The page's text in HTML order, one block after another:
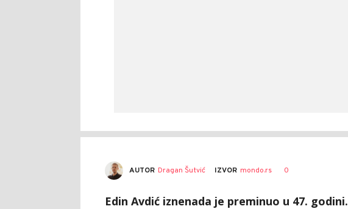
AUTOR Dragan Šutvić IZVOR mondo.rs 0
Edin Avdić iznenada je preminuo u 47. godini.